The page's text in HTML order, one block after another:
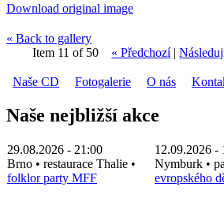
Download original image
« Back to gallery
Item 11 of 50
« Předchozí|
Naše CD
Fotogalerie O nás
Naše nejbližší akce
29.08.2026 - 21:00
Brno • restaurace Thalie •
folklor party MFF
12.09.2026 -
Nymburk •
evropského